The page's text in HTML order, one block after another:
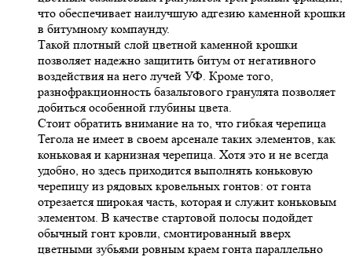
что обеспечивает наилучшую адгезию каменной крошки
в битумному компаунду.
Такой плотный слой цветной каменной крошки
позволяет надежно защитить битум от негативного
воздействия на него лучей УФ. Кроме того,
разнофракционность базальтового гранулята позволяет
добиться особенной глубины цвета.
Стоит обратить внимание на то, что гибкая черепица
Тегола не имеет в своем арсенале таких элементов, как
коньковая и карнизная черепица. Хотя это и не всегда
удобно, но здесь приходится выполнять коньковую
черепицу из рядовых кровельных гонтов: от гонта
отрезается широкая часть, которая и служит коньковым
элементом. В качестве стартовой полосы подойдет
обычный гонт кровли, смонтированный вверх
цветными зубьями ровным краем гонта параллельно